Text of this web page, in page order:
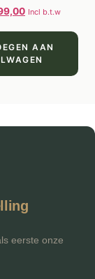
Incl b.t.w
AAN
eerste onze